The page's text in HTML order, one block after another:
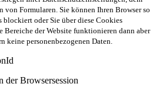
von Formularen. Sie können Ihren Browser so
blockiert oder Sie über diese Cookies
der Website funktionieren dann aber
keine personenbezogenen Daten.
der Browsersession